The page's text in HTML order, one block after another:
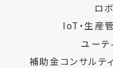
ロ
IoT・生産
ユーテ
補助金コンサルテ